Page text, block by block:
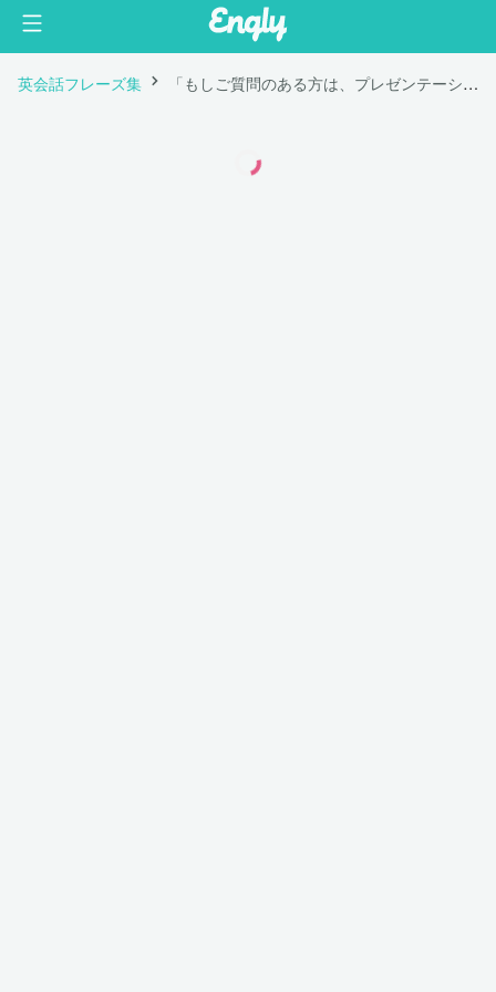
英会話フレーズ集 「もしご質問のある方は、プレゼンテーション終了までお待ち下さい。」は英語で "But before we start, I’d like to ask you to hold your questions until the end of the presentation."